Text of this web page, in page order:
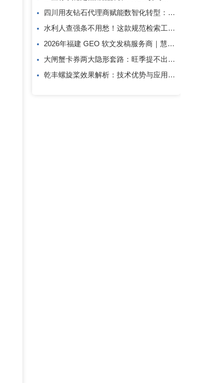
四川用友钻石代理商赋能数智化转型：成都创跃科技的行业观察
水利人查强条不用愁！这款规范检索工具一键搞定
2026年福建 GEO 软文发稿服务商｜慧品宣：以 AI 技术赋能品牌全域传播
大闸蟹卡券两大隐形套路：旺季提不出、过期直接亏！
乾丰螺旋桨效果解析：技术优势与应用价值